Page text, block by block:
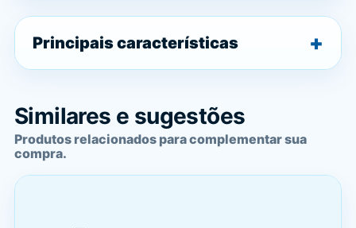
Principais características
Similares e sugestões
Produtos relacionados para complementar sua
compra.